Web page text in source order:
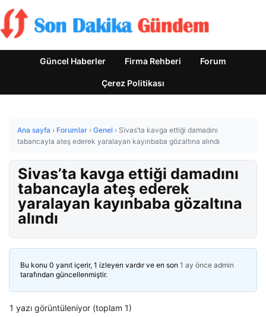
Güncel Haberler Firma Rehberi Forum
Çerez Politikası
Ana sayfa › Forumlar › Genel › Sivas’ta kavga ettiği damadını
tabancayla ateş ederek yaralayan kayınbaba gözaltına alındı
Sivas’ta kavga ettiği damadını
tabancayla ateş ederek
yaralayan kayınbaba gözaltına
alındı
Bu konu 0 yanıt içerir, 1 izleyen vardır ve en son 1 ay önce admin
tarafından güncellenmiştir.
1 yazı görüntüleniyor (toplam 1)